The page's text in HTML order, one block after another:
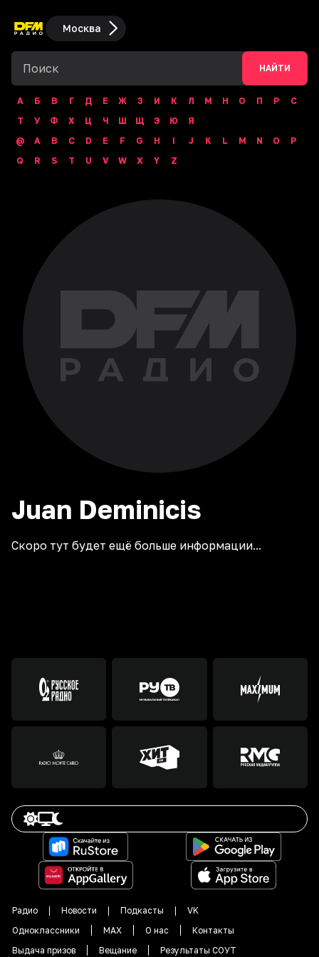
Москва
НАЙТИ
А Б В Г Д Е Ж З И К Л М Н О П Р
С
Т
У Ф Х Ц Ч Ш Щ Э Ю
Я
@
A B C D E F G H I J K L M N O
P
Q
R S T U V W X Y Z
Juan Deminicis
Скоро тут будет ещё больше информации...
Радио Новости Подкасты
VK
Одноклассники
MAX О нас
Контакты
Выдача призов
Вещание Результаты СОУТ